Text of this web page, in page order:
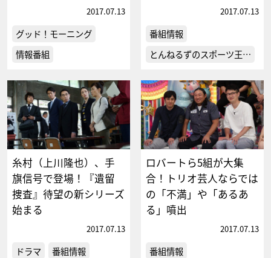
2017.07.13
グッド！モーニング
情報番組
2017.07.13
番組情報
とんねるずのスポーツ王…
糸村（上川隆也）、手
旗信号で登場！『遺留
捜査』待望の新シリーズ
始まる
2017.07.13
ドラマ
番組情報
ロバートら5組が大集
合！トリオ芸人ならでは
の「不満」や「あるあ
る」噴出
2017.07.13
番組情報